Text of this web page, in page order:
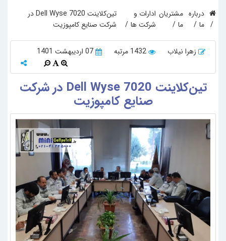
درباره
ما
مشتریان
ما
ادارات و
شرکت ها
تین‌کلاینت Dell Wyse 7020 در
شرکت صنایع کامپوزیت
زهرا نیلاب 1432 مرتبه 07 اردیبهشت 1401
تین‌کلاینت Dell Wyse 7020 در شرکت
صنایع کامپوزیت